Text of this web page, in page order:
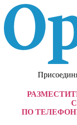
ПО ТЕЛЕФОНУ